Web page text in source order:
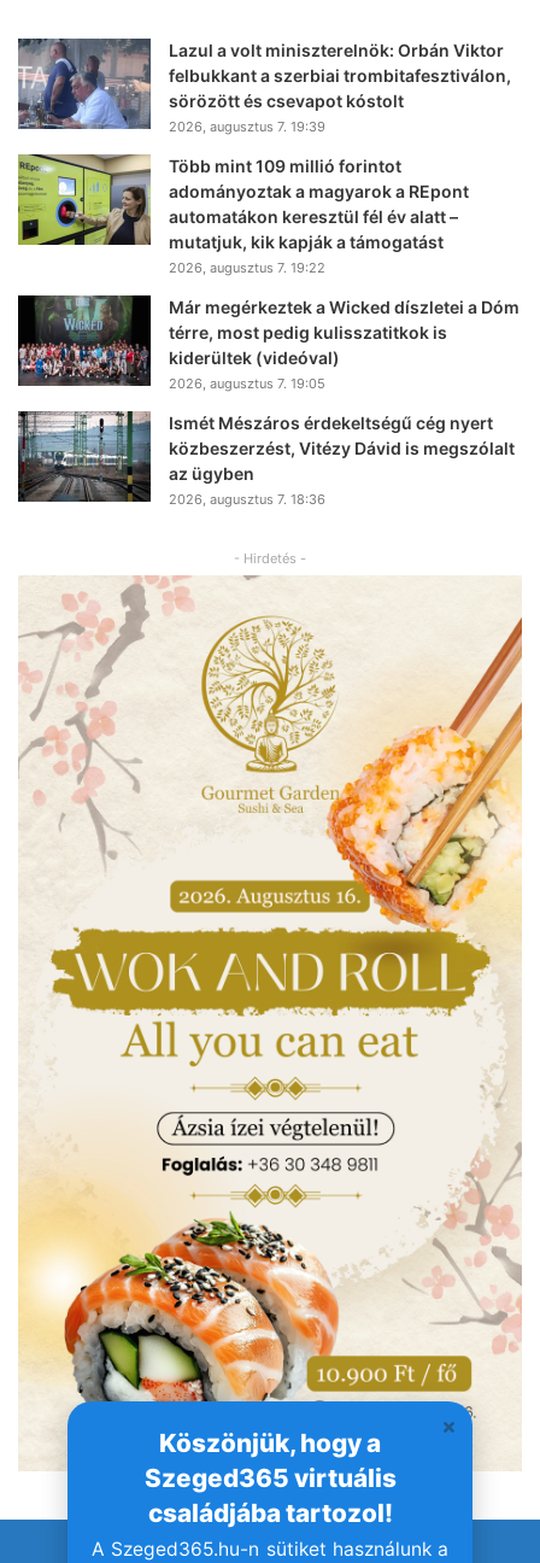
Köszönjük, hogy a
Szeged365 virtuális
családjába tartozol!
A Szeged365.hu-n sütiket használunk a
Lazul a volt miniszterelnök: Orbán Viktor
felbukkant a szerbiai trombitafesztiválon,
sörözött és csevapot kóstolt
2026, augusztus 7. 19:39
Több mint 109 millió forintot
adományoztak a magyarok a REpont
automatákon keresztül fél év alatt –
mutatjuk, kik kapják a támogatást
2026, augusztus 7. 19:22
Már megérkeztek a Wicked díszletei a Dóm
térre, most pedig kulisszatitkok is
kiderültek (videóval)
2026, augusztus 7. 19:05
Ismét Mészáros érdekeltségű cég nyert
közbeszerzést, Vitézy Dávid is megszólalt
az ügyben
2026, augusztus 7. 18:36
- Hirdetés -